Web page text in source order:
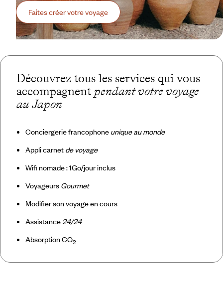
Faites créer votre voyage
Découvrez tous les services qui vous
accompagnent pendant votre voyage
au Japon
Conciergerie francophone unique au monde
Appli carnet de voyage
Wifi nomade : 1Go/jour inclus
Voyageurs Gourmet
Modifier son voyage en cours
Assistance24/24
Absorption CO2